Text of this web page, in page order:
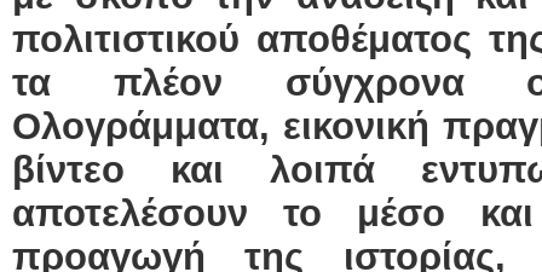
πολιτιστικού αποθέματος
τα πλέον σύγχρονα
Ολογράμματα, εικονική
βίντεο και λοιπά
αποτελέσουν το μέσο
προαγωγή της